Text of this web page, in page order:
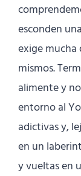
esconden
exige
mismos.
alimente y
entorno al
adictivas y,
en un
y vueltas en